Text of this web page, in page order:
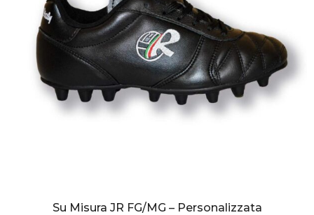
Su Misura JR FG/MG – Personalizzata